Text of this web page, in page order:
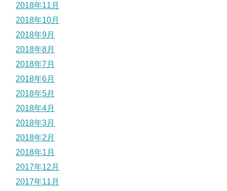
2018年11月
2018年10月
2018年9月
2018年8月
2018年7月
2018年6月
2018年5月
2018年4月
2018年3月
2018年2月
2018年1月
2017年12月
2017年11月